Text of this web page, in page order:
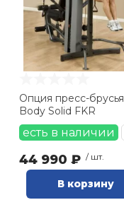
Опция пресс-брусья
Body Solid FKR
есть в наличии
44 990 ₽ / шт.
В корзину